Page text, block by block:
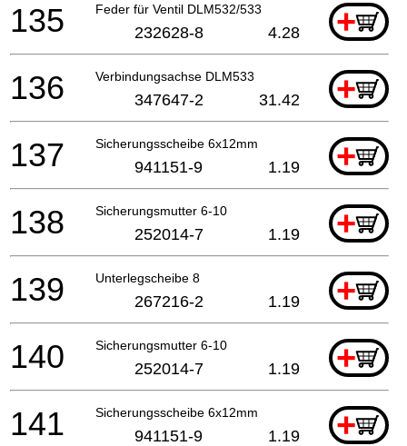
Feder für Ventil DLM532/533 +
135 232628-8 4.28
Verbindungsachse DLM533 +
136 347647-2 31.42
Sicherungsscheibe 6x12mm +
137 941151-9 1.19
Sicherungsmutter 6-10 +
138 252014-7 1.19
Unterlegscheibe 8 +
139 267216-2 1.19
Sicherungsmutter 6-10 +
140 252014-7 1.19
Sicherungsscheibe 6x12mm +
141 941151-9 1.19